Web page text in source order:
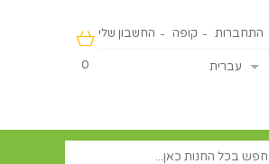
0
החשבון שלי קופה התחברות
עברית